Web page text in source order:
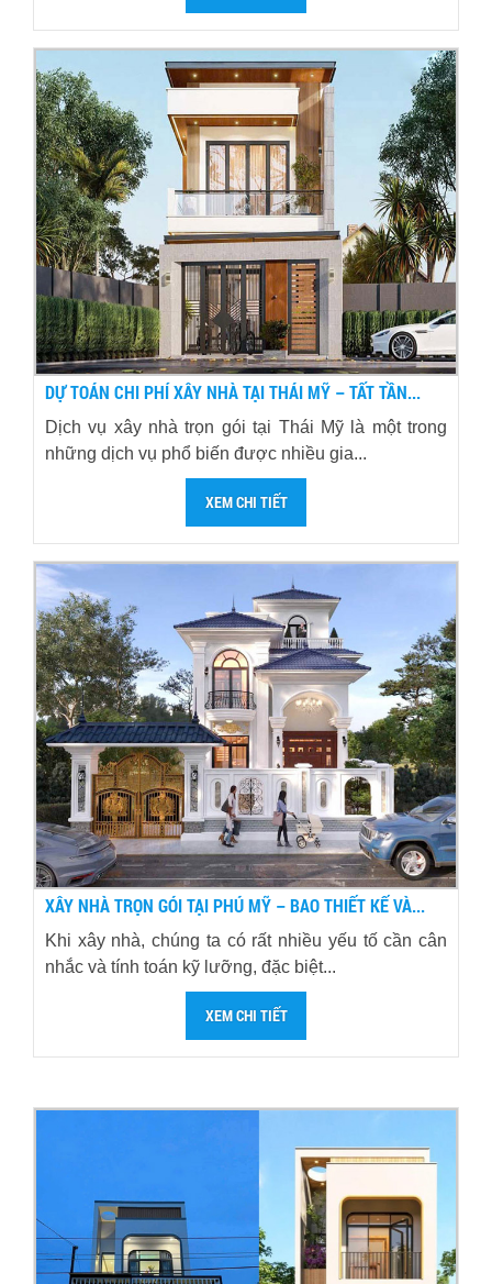
DỰ TOÁN CHI PHÍ XÂY NHÀ TẠI THÁI MỸ – TẤT TẦN...
Dịch vụ xây nhà trọn gói tại Thái Mỹ là một trong
những dịch vụ phổ biến được nhiều gia...
XEM CHI TIẾT
XÂY NHÀ TRỌN GÓI TẠI PHÚ MỸ – BAO THIẾT KẾ VÀ...
Khi xây nhà, chúng ta có rất nhiều yếu tố cần cân
nhắc và tính toán kỹ lưỡng, đặc biệt...
XEM CHI TIẾT